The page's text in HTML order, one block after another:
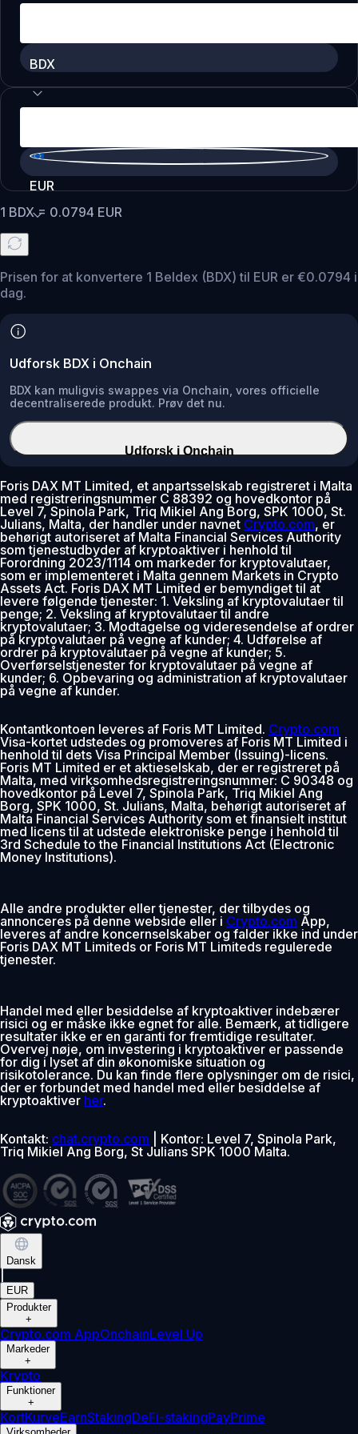
BDX
EUR
1 BDX= 0.0794 EUR
Prisen for at konvertere 1 Beldex (BDX) til EUR er €0.0794 i
dag.
Udforsk BDX i Onchain
BDX kan muligvis swappes via Onchain, vores officielle
decentraliserede produkt. Prøv det nu.
Udforsk i Onchain
Foris DAX MT Limited, et anpartsselskab registreret i Malta
med registreringsnummer C 88392 og hovedkontor på
Level 7, Spinola Park, Triq Mikiel Ang Borg, SPK 1000, St.
Julians, Malta, der handler under navnet Crypto.com, er
behørigt autoriseret af Malta Financial Services Authority
som tjenestudbyder af kryptoaktiver i henhold til
Forordning 2023/1114 om markeder for kryptovalutaer,
som er implementeret i Malta gennem Markets in Crypto
Assets Act. Foris DAX MT Limited er bemyndiget til at
levere følgende tjenester: 1. Veksling af kryptovalutaer til
penge; 2. Veksling af kryptovalutaer til andre
kryptovalutaer; 3. Modtagelse og videresendelse af ordrer
på kryptovalutaer på vegne af kunder; 4. Udførelse af
ordrer på kryptovalutaer på vegne af kunder; 5.
Overførselstjenester for kryptovalutaer på vegne af
kunder; 6. Opbevaring og administration af kryptovalutaer
på vegne af kunder.
Kontantkontoen leveres af Foris MT Limited. Crypto.com
Visa-kortet udstedes og promoveres af Foris MT Limited i
henhold til dets Visa Principal Member (Issuing)-licens.
Foris MT Limited er et aktieselskab, der er registreret på
Malta, med virksomhedsregistreringsnummer: C 90348 og
hovedkontor på Level 7, Spinola Park, Triq Mikiel Ang
Borg, SPK 1000, St. Julians, Malta, behørigt autoriseret af
Malta Financial Services Authority som et finansielt institut
med licens til at udstede elektroniske penge i henhold til
3rd Schedule to the Financial Institutions Act (Electronic
Money Institutions).
Alle andre produkter eller tjenester, der tilbydes og
annonceres på denne webside eller i Crypto.com App,
leveres af andre koncernselskaber og falder ikke ind under
Foris DAX MT Limiteds or Foris MT Limiteds regulerede
tjenester.
Handel med eller besiddelse af kryptoaktiver indebærer
risici og er måske ikke egnet for alle. Bemærk, at tidligere
resultater ikke er en garanti for fremtidige resultater.
Overvej nøje, om investering i kryptoaktiver er passende
for dig i lyset af din økonomiske situation og
risikotolerance. Du kan finde flere oplysninger om de risici,
der er forbundet med handel med eller besiddelse af
kryptoaktiver her.
Kontakt: chat.crypto.com | Kontor: Level 7, Spinola Park,
Triq Mikiel Ang Borg, St Julians SPK 1000 Malta.
Dansk
EUR
Produkter
+
Crypto.com AppOnchainLevel Up
Markeder
+
Krypto
Funktioner
+
KortKurveEarnStakingDeFi-stakingPayPrime